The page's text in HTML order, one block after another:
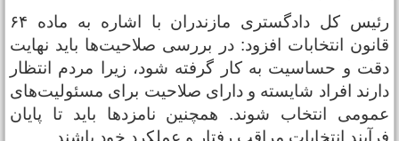
رئیس‌ کل دادگستری مازندران با اشاره به ماده ۶۴
انتخابات افزود: در بررسی صلاحیت‌ها باید نهایت
و حساسیت به کار گرفته شود، زیرا مردم انتظار
افراد شایسته و دارای صلاحیت برای مسئولیت‌های
انتخاب شوند. همچنین نامزدها باید تا پایان
انتخابات مراقب رفتار و عملکرد خود باشند.